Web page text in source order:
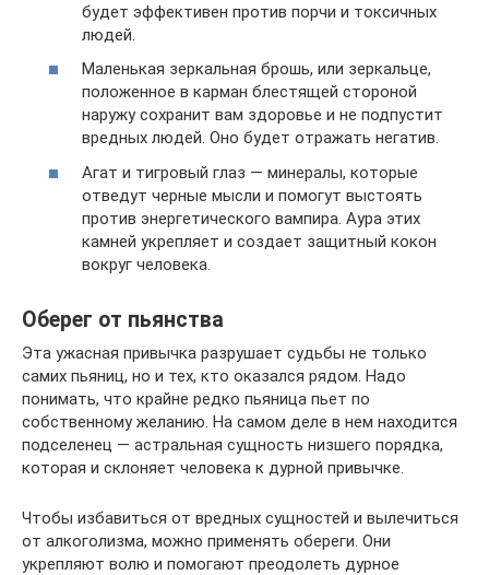
будет эффективен против порчи и токсичных
людей.
Маленькая зеркальная брошь, или зеркальце,
положенное в карман блестящей стороной
наружу сохранит вам здоровье и не подпустит
вредных людей. Оно будет отражать негатив.
Агат и тигровый глаз — минералы, которые
отведут черные мысли и помогут выстоять
против энергетического вампира. Аура этих
камней укрепляет и создает защитный кокон
вокруг человека.
Оберег от пьянства
Эта ужасная привычка разрушает судьбы не только
самих пьяниц, но и тех, кто оказался рядом. Надо
понимать, что крайне редко пьяница пьет по
собственному желанию. На самом деле в нем находится
подселенец — астральная сущность низшего порядка,
которая и склоняет человека к дурной привычке.
Чтобы избавиться от вредных сущностей и вылечиться
от алкоголизма, можно применять обереги. Они
укрепляют волю и помогают преодолеть дурное